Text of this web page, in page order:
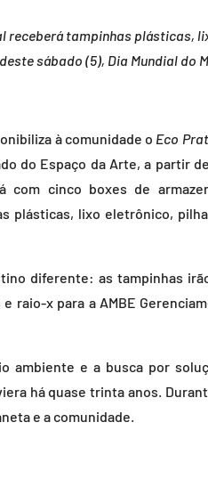
receberá tampinhas plásticas,
sábado (5), Dia Mundial do
à comunidade o Eco
do Espaço da Arte, a partir
com cinco boxes de
plásticas, lixo eletrônico,
diferente: as tampinhas
raio-x para a AMBE
ambiente e a busca por
há quase trinta anos.
e a comunidade.